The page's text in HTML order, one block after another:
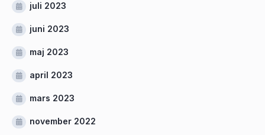
juli 2023
juni 2023
maj 2023
april 2023
mars 2023
november 2022